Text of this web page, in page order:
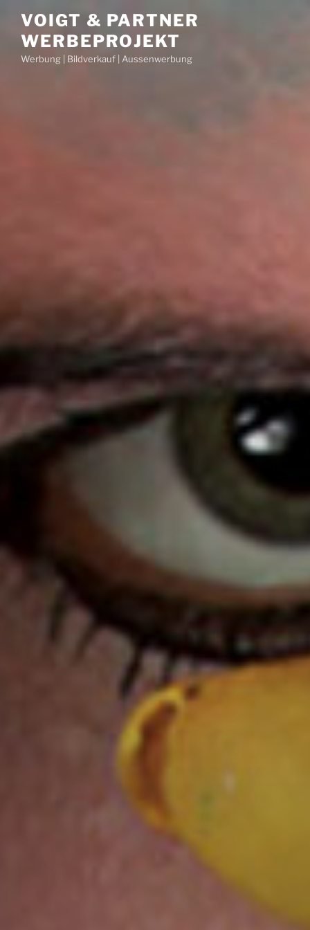
Inhalt
springen
VOIGT & PARTNER
WERBEPROJEKT
Werbung | Bildverkauf | Aussenwerbung